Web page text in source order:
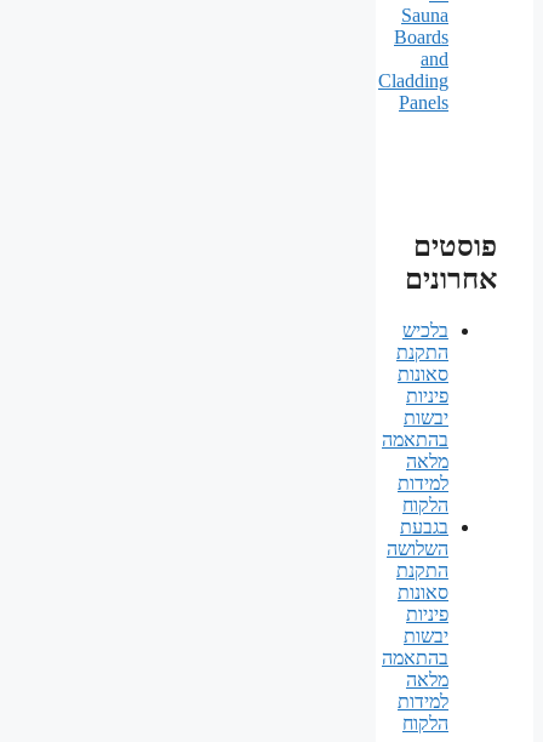
Sauna
Boards
and
Cladding
Panels
פוסטים
אחרונים
בלכיש
התקנת
סאונות
פיניות
יבשות
בהתאמה
מלאה
למידות
הלקוח
בגבעת
השלושה
התקנת
סאונות
פיניות
יבשות
בהתאמה
מלאה
למידות
הלקוח